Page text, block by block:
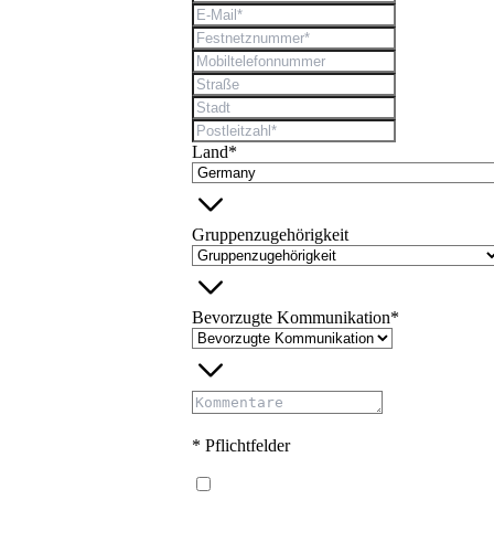
Land*
Gruppenzugehörigkeit
Bevorzugte Kommunikation*
* Pflichtfelder